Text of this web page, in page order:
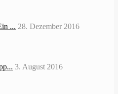
... 28. Dezember 2016
3. August 2016